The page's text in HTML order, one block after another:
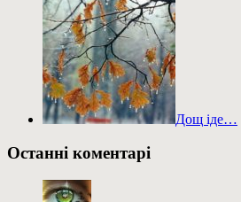
Дощ іде…
Останні коментарі